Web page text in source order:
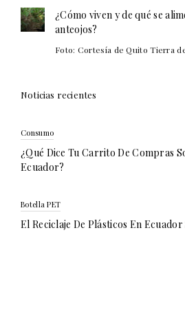
¿Cómo viven y de qué se
anteojos?
Foto: Cortesía de Quito Tierra
Noticias recientes
Consumo
¿Qué Dice Tu Carrito De Compras
Ecuador?
Botella PET
El Reciclaje De Plásticos En